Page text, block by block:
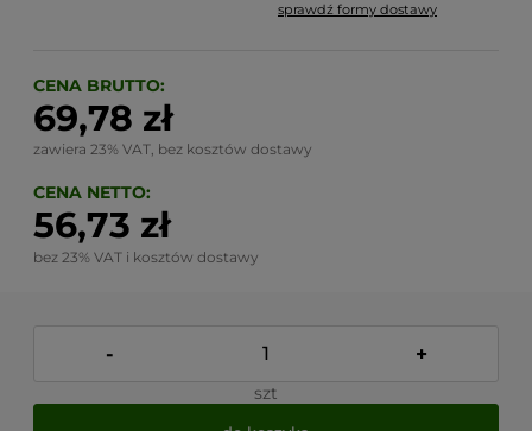
Cena nie zawiera ewentualnych kosztów płatności
sprawdź formy dostawy
CENA BRUTTO:
69,78 zł
zawiera 23% VAT, bez kosztów dostawy
CENA NETTO:
56,73 zł
bez 23% VAT i kosztów dostawy
- +
szt